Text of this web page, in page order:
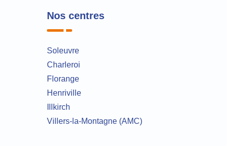
Nos centres
Soleuvre
Charleroi
Florange
Henriville
Illkirch
Villers-la-Montagne (AMC)